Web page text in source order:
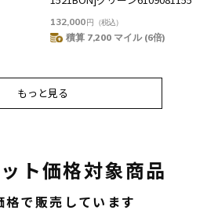
132,000円 （税込）
積算 7,200 マイル (6倍)
もっと見る
もっと見る
ト価格対象商品
で販売しています